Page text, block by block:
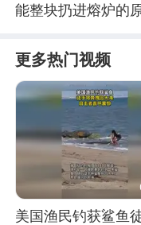
能整块扔进熔炉的
更多热门视频
美国渔民钓获鲨鱼